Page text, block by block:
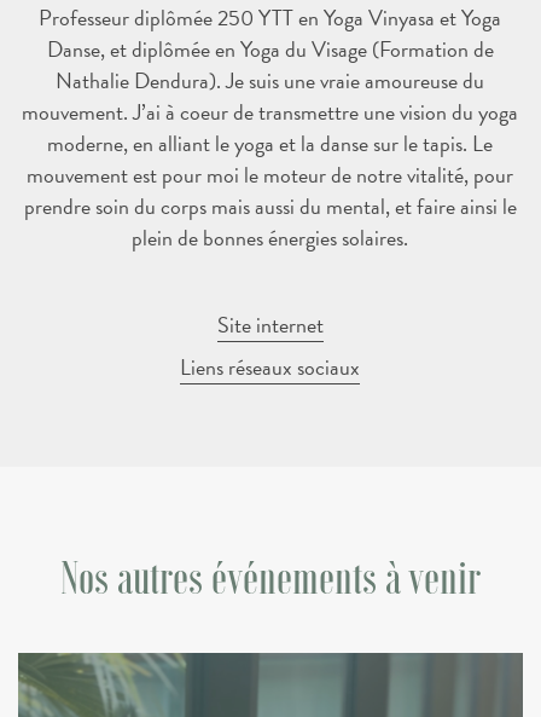
Professeur diplômée 250 YTT en Yoga Vinyasa et Yoga
Danse, et diplômée en Yoga du Visage (Formation de
Nathalie Dendura). Je suis une vraie amoureuse du
mouvement. J’ai à coeur de transmettre une vision du yoga
moderne, en alliant le yoga et la danse sur le tapis. Le
mouvement est pour moi le moteur de notre vitalité, pour
prendre soin du corps mais aussi du mental, et faire ainsi le
plein de bonnes énergies solaires.
Site internet
Liens réseaux sociaux
Nos autres événements à venir